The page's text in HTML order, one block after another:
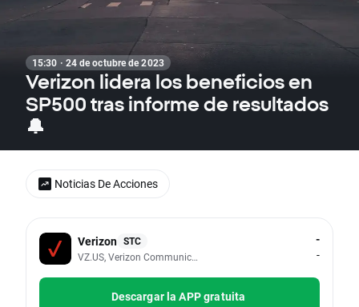
15:30 · 24 de octubre de 2023
Verizon lidera los beneficios en
SP500 tras informe de resultados
🔔
Verizon STC
VZ.US, Verizon Communications Inc
-
-
Descargar la APP gratuita
Noticias De Acciones